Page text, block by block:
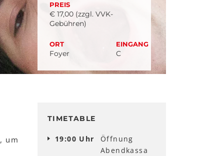
PREIS
€ 17,00 (zzgl. VVK-
Gebühren)
ORT
Foyer
EINGANG
C
um
TIMETABLE
19:00 Uhr
Öffnung
Abendkassa